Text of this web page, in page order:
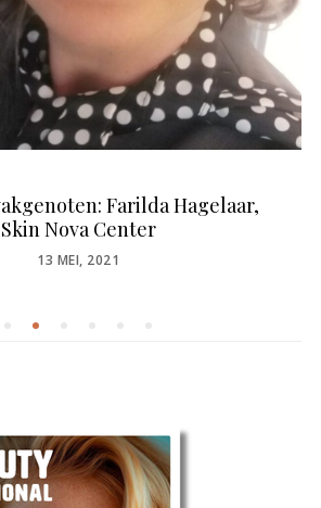
Farilda Hagelaar,
Skin Nova Center
POSTED
13 MEI, 2021